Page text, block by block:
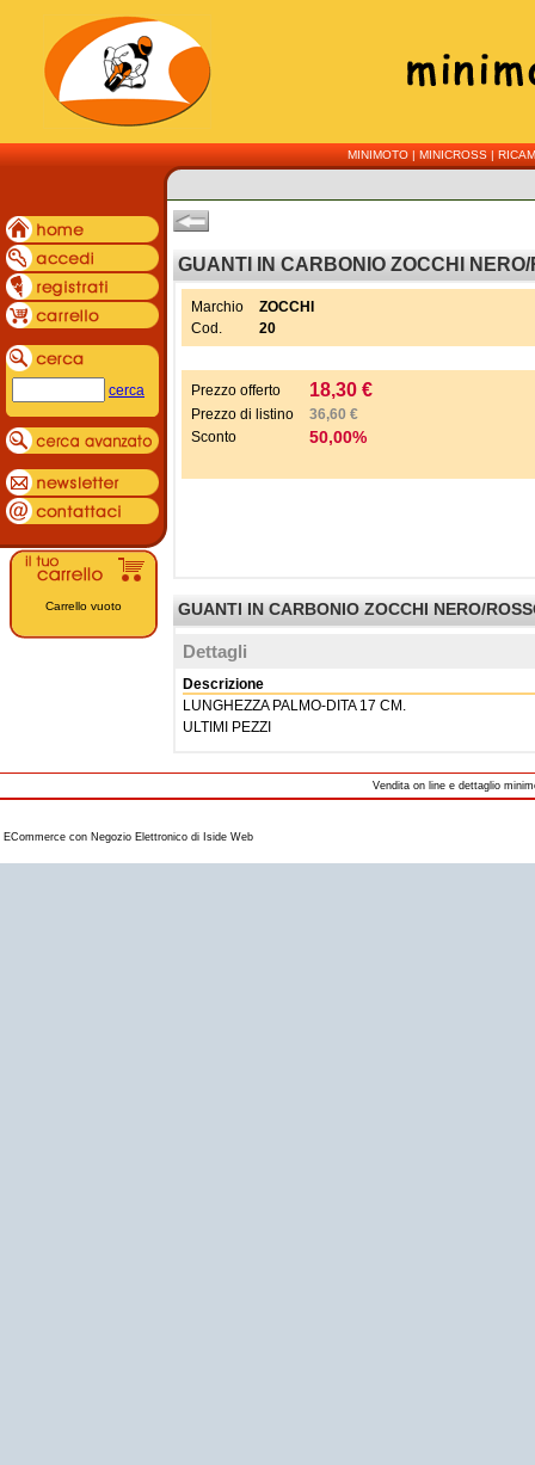
MINIMOTO | MINICROSS |
cerca
Carrello vuoto
GUANTI IN CARBONIO ZOCCHI
Marchio
ZOCCHI
Cod.
20
Prezzo offerto 18,30 €
Prezzo di listino
36,60 €
Sconto
50,00%
GUANTI IN CARBONIO ZOCCHI NERO/
Dettagli
Descrizione
LUNGHEZZA PALMO-DITA 17 CM.
ULTIMI PEZZI
Vendita on line e dettaglio
ECommerce con Negozio Elettronico di Iside Web